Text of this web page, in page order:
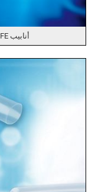
أنابيب PTFE طبية شفافة، RSFR-MT-PTFE